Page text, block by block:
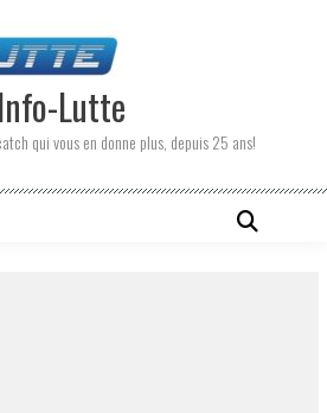
Info-Lutte
qui vous en donne plus, depuis 25 ans!